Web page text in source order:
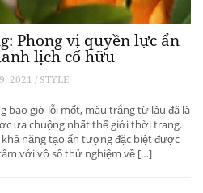
Phong vị quyền lực ẩn
lịch cố hữu
2021 / STYLE
bao giờ lỗi mốt, màu trắng từ lâu đã là
ưa chuộng nhất thế giới thời trang.
năng tạo ấn tượng đặc biệt được
với vô số thử nghiệm về […]